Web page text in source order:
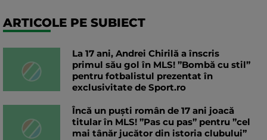
ARTICOLE PE SUBIECT
La 17 ani, Andrei Chirilă a înscris
primul său gol în MLS! ”Bombă cu stil”
pentru fotbalistul prezentat în
exclusivitate de Sport.ro
Încă un puști român de 17 ani joacă
titular în MLS! ”Pas cu pas” pentru ”cel
mai tânăr jucător din istoria clubului”